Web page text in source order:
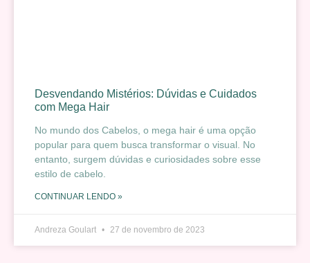
Desvendando Mistérios: Dúvidas e Cuidados
com Mega Hair
No mundo dos Cabelos, o mega hair é uma opção
popular para quem busca transformar o visual. No
entanto, surgem dúvidas e curiosidades sobre esse
estilo de cabelo.
CONTINUAR LENDO »
Andreza Goulart 27 de novembro de 2023